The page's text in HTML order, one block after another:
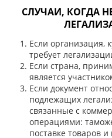
СЛУЧАИ, КОГДА
Если организация,
требует
Если страна,
является
Если документ
подлежащих
связанные с
операциями:
поставке товаров и